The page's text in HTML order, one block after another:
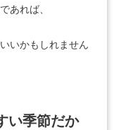
あれば、
いかもしれません
い季節だか